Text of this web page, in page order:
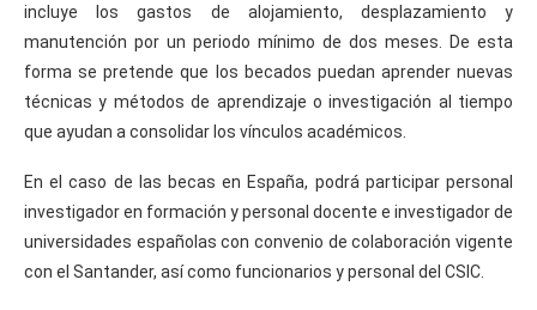
incluye los gastos de alojamiento, desplazamiento y
manutención por un periodo mínimo de dos meses. De esta
forma se pretende que los becados puedan aprender nuevas
técnicas y métodos de aprendizaje o investigación al tiempo
que ayudan a consolidar los vínculos académicos.
En el caso de las becas en España, podrá participar personal
investigador en formación y personal docente e investigador de
universidades españolas con convenio de colaboración vigente
con el Santander, así como funcionarios y personal del CSIC.